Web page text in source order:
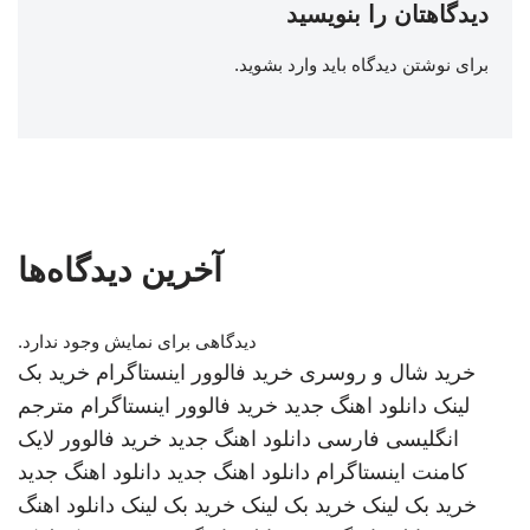
دیدگاهتان را بنویسید
برای نوشتن دیدگاه باید وارد بشوید.
آخرین دیدگاه‌ها
دیدگاهی برای نمایش وجود ندارد.
خرید شال و روسری خرید فالوور اینستاگرام خرید بک
لینک دانلود اهنگ جدید خرید فالوور اینستاگرام مترجم
انگلیسی فارسی دانلود اهنگ جدید خرید فالوور لایک
کامنت اینستاگرام دانلود اهنگ جدید دانلود اهنگ جدید
خرید بک لینک خرید بک لینک خرید بک لینک دانلود اهنگ